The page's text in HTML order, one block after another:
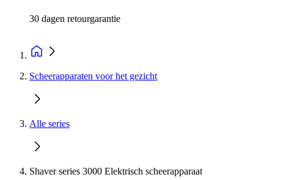
30 dagen retourgarantie
Scheerapparaten voor het gezicht
Alle series
Shaver series 3000 Elektrisch scheerapparaat